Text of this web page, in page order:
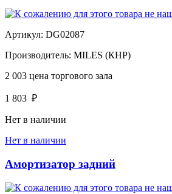
Артикул: DG02087
Производитель: MILES (КНР)
2 003 цена торгового зала
1 803 ₽
Нет в наличии
Нет в наличии
Амортизатор задний